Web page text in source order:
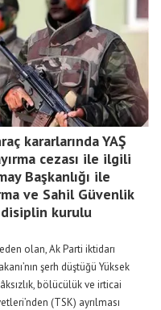
kararlarında YAŞ
cezası ile ilgili
Başkanlığı ile
ve Sahil Güvenlik
disiplin kurulu
olan, Ak Parti iktidarı
şerh düştüğü Yüksek
bölücülük ve irticai
(TSK) ayrılması